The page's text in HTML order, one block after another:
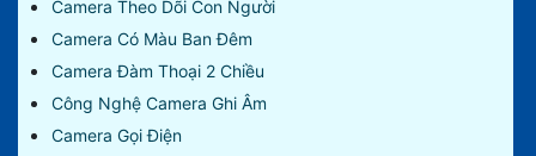
Camera Theo Dõi Con Người
Camera Có Màu Ban Đêm
Camera Đàm Thoại 2 Chiều
Công Nghệ Camera Ghi Âm
Camera Gọi Điện